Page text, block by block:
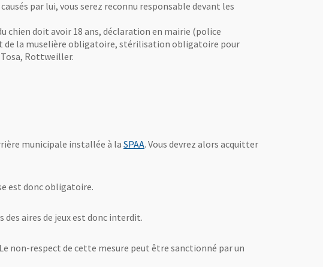
par lui, vous serez reconnu responsable devant les
chien doit avoir 18 ans, déclaration en mairie (police
la muselière obligatoire, stérilisation obligatoire pour
Rottweiller.
municipale installée à la SPAA , Ouvre une nouvelle fenêtre
. Vous devrez alors acquitter
est donc obligatoire.
des aires de jeux est donc interdit.
non-respect de cette mesure peut être sanctionné par un